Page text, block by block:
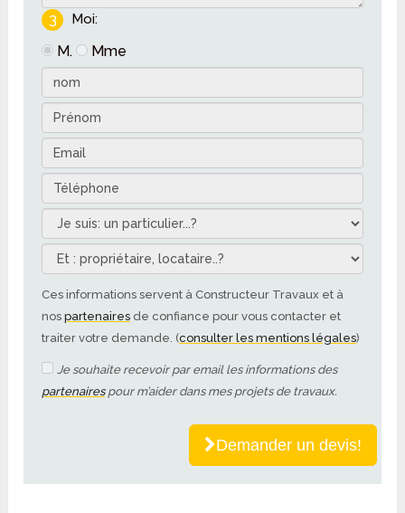
3 Moi:
M. Mme
Ces informations servent à Constructeur Travaux et à
nospartenaires de confiance pour vous contacter et
traiter votre demande. (consulter les mentions légales)
Je souhaite recevoir par email les informations des
partenairespour m’aider dans mes projets de travaux.
Demander un devis!